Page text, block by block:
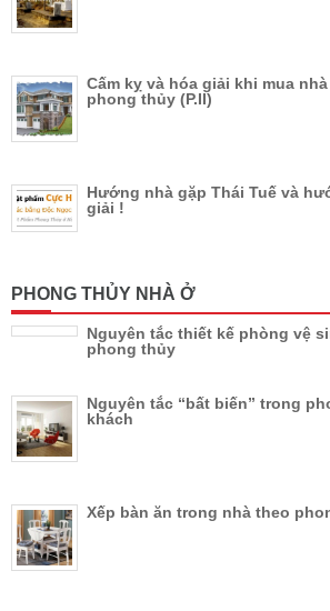
Cấm kỵ và hóa giải khi mua
phong thủy (P.II)
Hướng nhà gặp Thái Tuế và
giải !
PHONG THỦY NHÀ Ở
Nguyên tắc thiết kế phòng vệ
phong thủy
Nguyên tắc “bất biến” trong
khách
Xếp bàn ăn trong nhà theo